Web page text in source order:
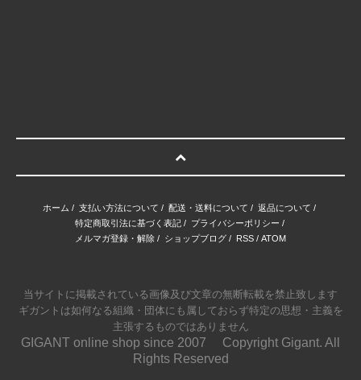
ホーム / 支払い方法について / 配送・送料について / 返品について /
特定商取引法に基づく表記/ プライバシーポリシー /
メルマガ登録・解除 / ショップブログ / RSS / ATOM
当サイトに掲載されている画像及び文章の無断転載を禁止致します
ギガントは如何なる組織・団体にも属しておらず特定の思想・主義を
主張するものではありません
GIGANT online shop since 2007 Copyright Gigant. All
Rights Reserved